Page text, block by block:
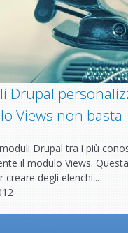
Drupal
Views non basta
Drupal tra i più
il modulo Views.
creare degli elenchi...